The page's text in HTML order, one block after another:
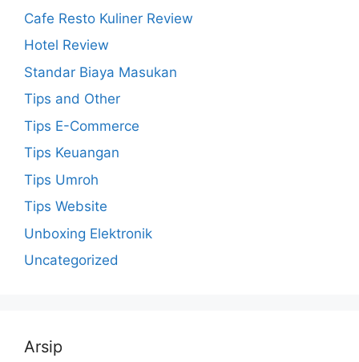
Cafe Resto Kuliner Review
Hotel Review
Standar Biaya Masukan
Tips and Other
Tips E-Commerce
Tips Keuangan
Tips Umroh
Tips Website
Unboxing Elektronik
Uncategorized
Arsip